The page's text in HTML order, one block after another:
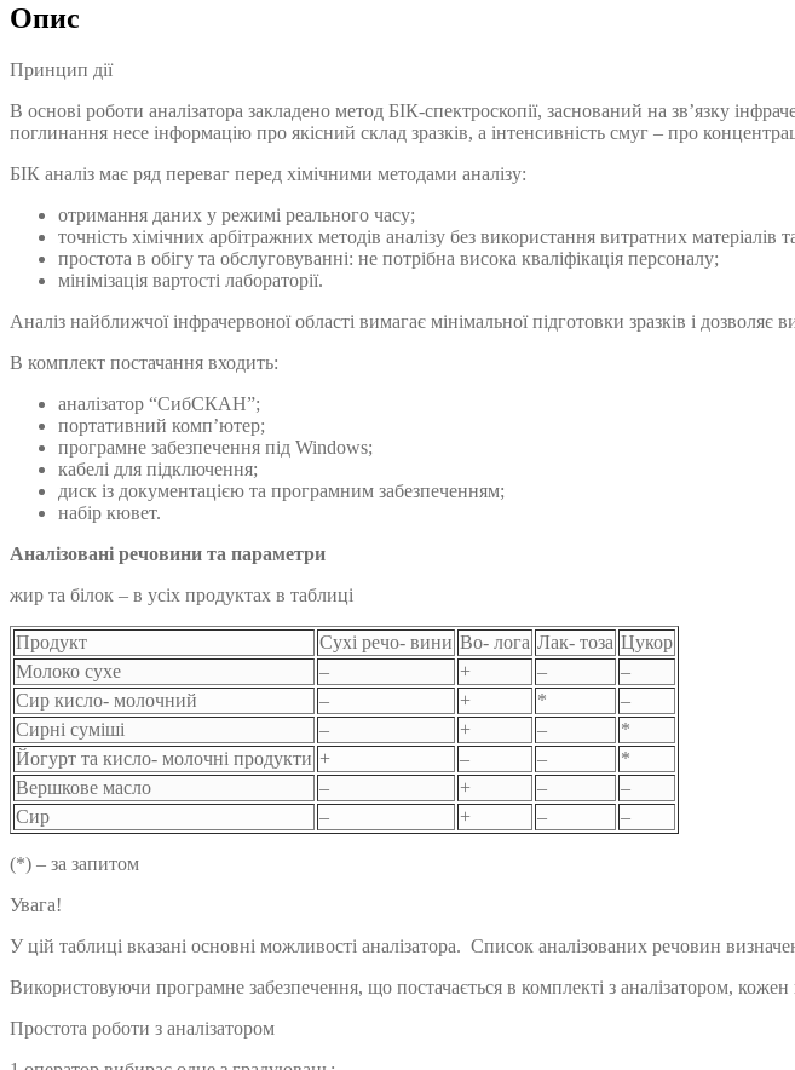
Опис
Принцип дії
В основі роботи аналізатора закладено метод БІК-спектроскопії, заснований на зв’язку
поглинання несе інформацію про якісний склад зразків, а інтенсивність смуг – про
БІК аналіз має ряд переваг перед хімічними методами аналізу:
отримання даних у режимі реального часу;
точність хімічних арбітражних методів аналізу без використання витратних матеріалів
простота в обігу та обслуговуванні: не потрібна висока кваліфікація персоналу;
мінімізація вартості лабораторії.
Аналіз найближчої інфрачервоної області вимагає мінімальної підготовки зразків і
В комплект постачання входить:
аналізатор “СибСКАН”;
портативний комп’ютер;
програмне забезпечення під Windows;
кабелі для підключення;
диск із документацією та програмним забезпеченням;
набір кювет.
Аналізовані речовини та параметри
жир та білок – в усіх продуктах в таблиці
Продукт Сухі речо- вини Во- лога Лак- тоза Цукор
Молоко сухе
– + –
–
Сир кисло- молочний
– + *
–
Сирні суміші
– + –
*
Йогурт та кисло- молочні продукти + – –
*
Вершкове масло
– + –
–
Сир
– + – –
(*) – за запитом
Увага!
У цій таблиці вказані основні можливості аналізатора. Список аналізованих речовин
Використовуючи програмне забезпечення, що постачається в комплекті з аналізатором,
Простота роботи з аналізатором